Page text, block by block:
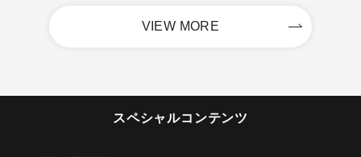
VIEW MORE
スペシャルコンテンツ